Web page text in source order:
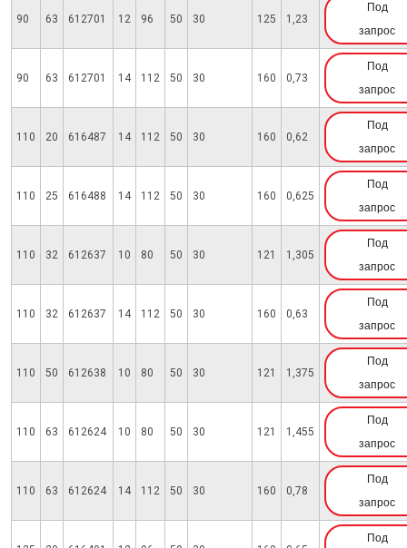
90 63 612701 12 96 50 30 125 1,23
Под
запрос
90 63 612701 14 112 50 30 160 0,73
Под
запрос
110 20 616487 14 112 50 30 160 0,62
Под
запрос
110 25 616488 14 112 50 30 160 0,625
Под
запрос
110 32 612637 10 80 50 30 121 1,305
Под
запрос
110 32 612637 14 112 50 30 160 0,63
Под
запрос
110 50 612638 10 80 50 30 121 1,375
Под
запрос
110 63 612624 10 80 50 30 121 1,455
Под
запрос
110 63 612624 14 112 50 30 160 0,78
Под
запрос
Под